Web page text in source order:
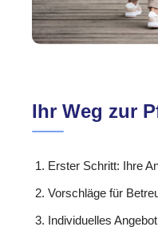
Ihr Weg zur
Erster Schritt: Ihre
Vorschläge für
Individuelles Angebot